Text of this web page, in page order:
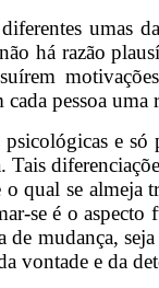
umas
há razão
pessoa uma
e
qual se almeja
se é o
mudança,
vontade e da